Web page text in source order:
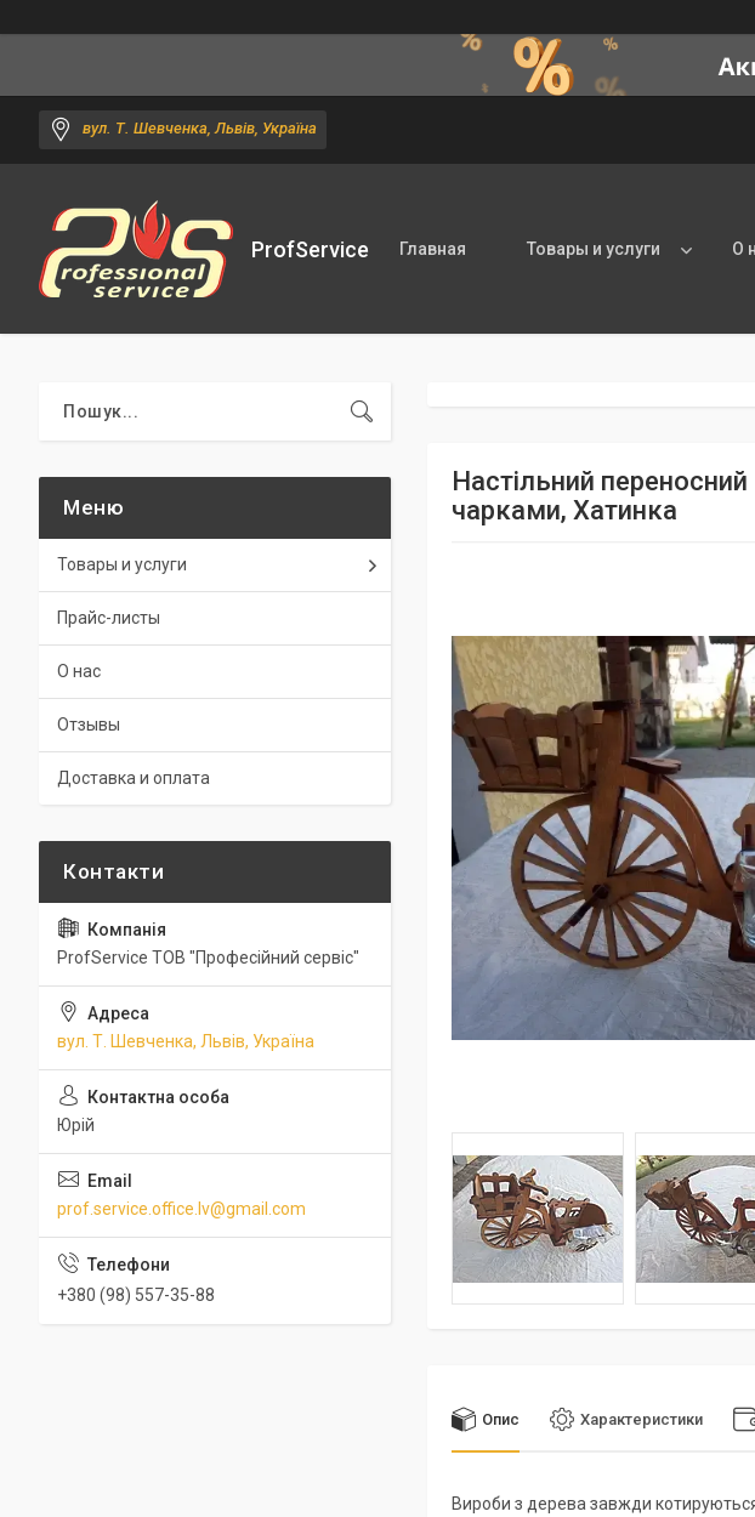
вул. Т. Шевченка, Львів, Україна
ProfService Главная Товары и услуги О
Настільний
чарками, Хатинка
Опис Характеристики
Вироби з дерева завжди
Товары и услуги
Прайс-листы
О нас
Отзывы
Доставка и оплата
ProfService ТОВ "Професійний сервіс"
вул. Т. Шевченка, Львів, Україна
Юрій
prof.service.office.lv@gmail.com
+380 (98) 557-35-88